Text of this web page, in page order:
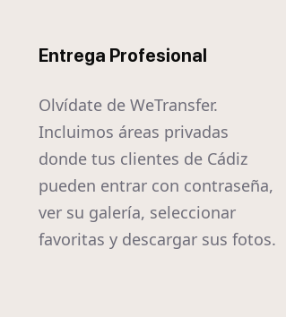
Entrega Profesional
Olvídate de WeTransfer.
Incluimos áreas privadas
donde tus clientes de Cádiz
pueden entrar con contraseña,
ver su galería, seleccionar
favoritas y descargar sus fotos.